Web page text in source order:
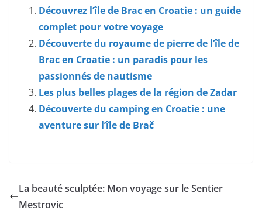
Découvrez l’île de Brac en Croatie : un guide
complet pour votre voyage
Découverte du royaume de pierre de l’île de
Brac en Croatie : un paradis pour les
passionnés de nautisme
Les plus belles plages de la région de Zadar
Découverte du camping en Croatie : une
aventure sur l’île de Brač
La beauté sculptée: Mon voyage sur le Sentier
Mestrovic